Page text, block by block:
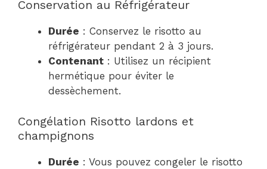
Conservation au Réfrigérateur
Durée : Conservez le risotto au
réfrigérateur pendant 2 à 3 jours.
Contenant : Utilisez un récipient
hermétique pour éviter le
dessèchement.
Congélation Risotto lardons et
champignons
Durée : Vous pouvez congeler le risotto